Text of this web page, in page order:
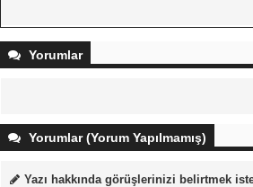
Yorumlar
Yorumlar (Yorum Yapılmamış)
Yazı hakkında görüşlerinizi belirtmek